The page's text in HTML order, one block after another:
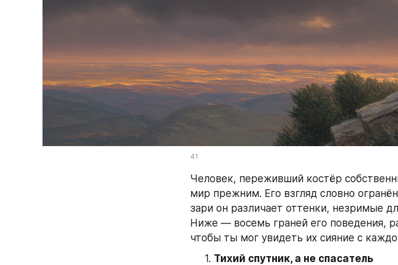
41
Человек, переживший костёр
мир прежним. Его взгляд словно
зари он различает оттенки, незримые
Ниже — восемь граней его поведения,
чтобы ты мог увидеть их сияние с
Тихий спутник, а не спасатель